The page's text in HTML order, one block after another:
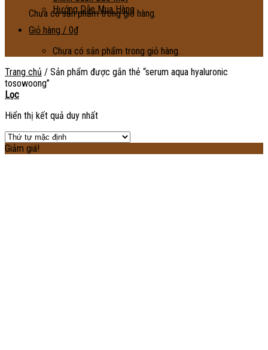
Chưa có sản phẩm trong giỏ hàng.
Hướng Dẫn Mua Hàng
Giỏ hàng / 0₫
Chưa có sản phẩm trong giỏ hàng.
Trang chủ / Sản phẩm được gắn thẻ “serum aqua hyaluronic
tosowoong”
Lọc
Hiển thị kết quả duy nhất
Giảm giá!